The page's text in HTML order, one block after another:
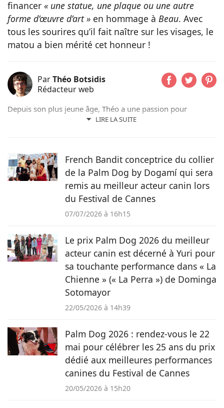
financer « une statue, une plaque ou une autre
forme d’œuvre d’art » en hommage à Beau. Avec
tous les sourires qu’il fait naître sur les visages, le
matou a bien mérité cet honneur !
ParThéo Botsidis
Rédacteur web
LIRE LA SUITE
Depuis son plus jeune âge, Théo a une passion pour
l’écriture. Aujourd’hui rédacteur web, il prend plaisir à
émouvantes.
French Bandit conceptrice du collier
de la Palm Dog by Dogamí qui sera
remis au meilleur acteur canin lors
du Festival de Cannes
07/07/2026 à 16h15
Le prix Palm Dog 2026 du meilleur
acteur canin est décerné à Yuri pour
sa touchante performance dans « La
Chienne » (« La Perra ») de Dominga
Sotomayor
22/05/2026 à 14h39
Palm Dog 2026 : rendez-vous le 22
mai pour célébrer les 25 ans du prix
dédié aux meilleures performances
canines du Festival de Cannes
20/05/2026 à 15h20